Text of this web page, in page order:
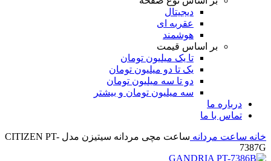
دیجیتال
عقربه ای
هوشمند
بر اساس قیمت
تا یک میلیون تومان
یک تا دو میلیون تومان
دو تا سه میلیون تومان
سه میلیون تومان و بیشتر
درباره ما
تماس با ما
خانه ساعت مردانه
ساعت مچی مردانه سیتیزن مدل CITIZEN PT-
7387G